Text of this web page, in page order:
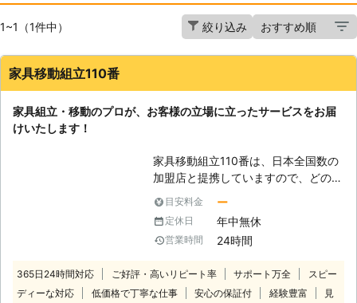
1~1（1件中） 絞り込み
家具移動組立110番
家具組立・移動のプロが、お客様の立場に立ったサービスをお届
けいたします！
家具移動組立110番は、日本全国数の
加盟店と提携していますので、どの地
方にお住まいのお客様でも迅速に対応
いたします。 コールセンターでは24
時間365日年中無休でお電話を受け付
けています。 深夜でも早朝でもお客
話ください。 コールセンターのスタ
ッフがお客様のお悩みをお聞きしま
目安料金 ー
定休日 年中無休
営業時間 24時間
365日24時間対応 ご好評・高いリピート率 サポート万全
スピー
ディーな対応
低価格で丁寧な仕事 安心の保証付 経験豊富
見